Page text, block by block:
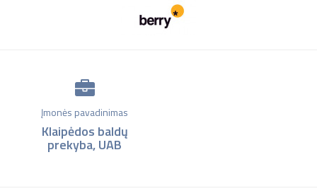
Įmonės pavadinimas
Klaipėdos baldų
prekyba, UAB